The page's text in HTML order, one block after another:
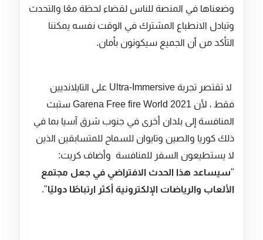
وضعناها في المنصة للناس لقضاء لحظة معًا والتحدث
وتبادل الانطباع المشترك في الوقت نفسه يمكننا
التأكد من أن الجميع سيكونون بأمان.
لا تقتصر تجربة Ultra-Immersive على التايلانديين
فقط ، لأن Garena Free fire World 2021 ستبث
المنافسة إلى بلدان أخرى في جنوب شرق آسيا بما في
ذلك كوريا والصين وتايوان للسماح للمتسابقين الذين
لا يستطيعون السفر للمنافسة وأضاف كريت:
"سيساعد هذا الحدث الافتراضي في جعل مجتمع
الألعاب والرياضات الإلكترونية أكثر ارتباطًا دوليًا".